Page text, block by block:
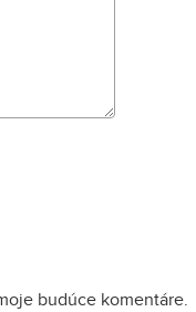
budúce komentáre.